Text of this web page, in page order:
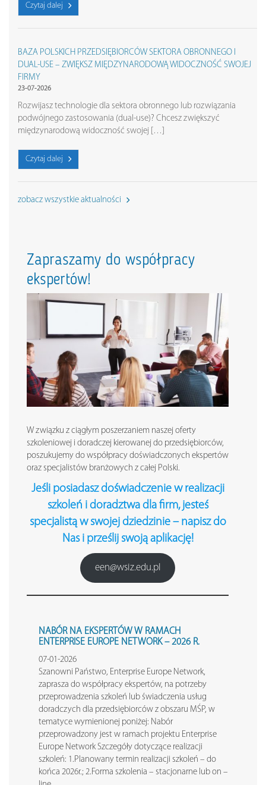
Czytaj dalej
BAZA POLSKICH PRZEDSIĘBIORCÓW SEKTORA OBRONNEGO I
DUAL-USE – ZWIĘKSZ MIĘDZYNARODOWĄ WIDOCZNOŚĆ SWOJEJ
FIRMY
23-07-2026
Rozwijasz technologie dla sektora obronnego lub rozwiązania
podwójnego zastosowania (dual-use)? Chcesz zwiększyć
międzynarodową widoczność swojej […]
Czytaj dalej
zobacz wszystkie aktualności
Zapraszamy do współpracy
ekspertów!
W związku z ciągłym poszerzaniem naszej oferty
szkoleniowej i doradczej kierowanej do przedsiębiorców,
poszukujemy do współpracy doświadczonych ekspertów
oraz specjalistów branżowych z całej Polski.
Jeśli posiadasz doświadczenie w realizacji
szkoleń i doradztwa dla firm, jesteś
specjalistą w swojej dziedzinie – napisz do
Nas i prześlij swoją aplikację!
een@wsiz.edu.pl
NABÓR NA EKSPERTÓW W RAMACH
ENTERPRISE EUROPE NETWORK – 2026 R.
07-01-2026
Szanowni Państwo, Enterprise Europe Network,
zaprasza do współpracy ekspertów, na potrzeby
przeprowadzenia szkoleń lub świadczenia usług
doradczych dla przedsiębiorców z obszaru MŚP, w
tematyce wymienionej poniżej: Nabór
przeprowadzony jest w ramach projektu Enterprise
Europe Network Szczegóły dotyczące realizacji
szkoleń: 1.Planowany termin realizacji szkoleń – do
końca 2026r.; 2.Forma szkolenia – stacjonarne lub on –